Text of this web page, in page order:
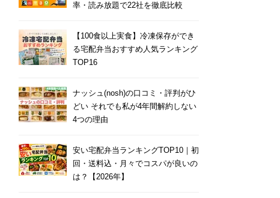
率・読み放題で22社を徹底比較
【100食以上実食】冷凍保存ができ
る宅配弁当おすすめ人気ランキング
TOP16
ナッシュ(nosh)の口コミ・評判がひ
どい それでも私が4年間解約しない
4つの理由
安い宅配弁当ランキングTOP10｜初
回・送料込・月々でコスパが良いの
は？【2026年】